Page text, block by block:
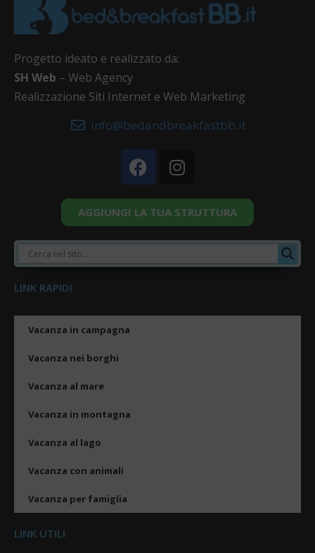
Progetto ideato e realizzato da:
SH Web – Web Agency
Realizzazione Siti Internet e Web Marketing
info@bedandbreakfastbb.it
AGGIUNGI LA TUA STRUTTURA
LINK RAPIDI
Vacanza in campagna
Vacanza nei borghi
Vacanza al mare
Vacanza in montagna
Vacanza al lago
Vacanza con animali
Vacanza per famiglia
LINK UTILI